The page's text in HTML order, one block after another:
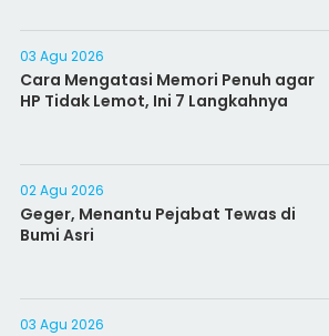
03 Agu 2026
Cara Mengatasi Memori Penuh agar
HP Tidak Lemot, Ini 7 Langkahnya
02 Agu 2026
Geger, Menantu Pejabat Tewas di
Bumi Asri
03 Agu 2026